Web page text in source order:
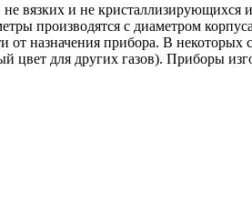
вязких и не кристаллизирующихся
производятся с диаметром
от назначения прибора. В некоторых
для других газов). Приборы